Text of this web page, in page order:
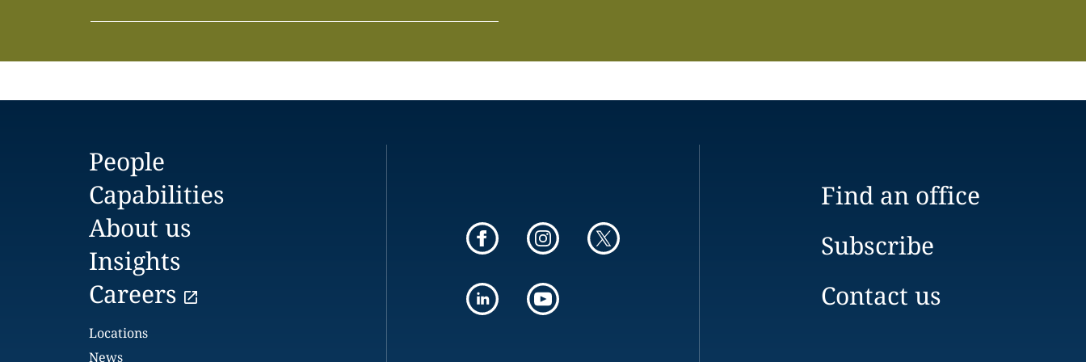
People
Capabilities
About us
Insights
Careers
Locations
News
Find an office
Subscribe
Contact us